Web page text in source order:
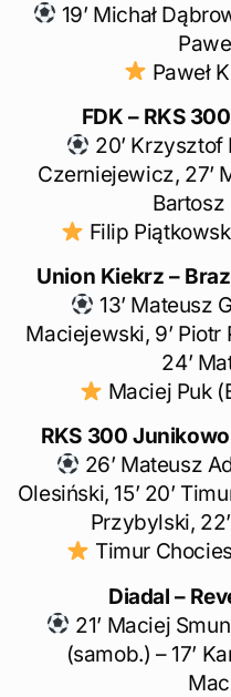
19’ Michał
Paweł
FDK – RKS
20’ Krzysztof
Czerniejewicz, 27’
Filip
Union Kiekrz –
13’ Mateusz
Maciejewski, 9’ Piotr
24’
Maciej Puk
RKS 300
26’ Mateusz
Olesiński, 15’ 20’
Przybylski,
Timur
Diadal –
21’ Maciej
(samob.) – 17’